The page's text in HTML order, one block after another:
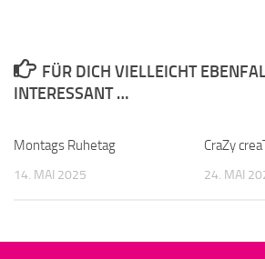
FÜR DICH VIELLEICHT
INTERESSANT …
Montags Ruhetag
14. MAI 2025
CraZy
24. MAI